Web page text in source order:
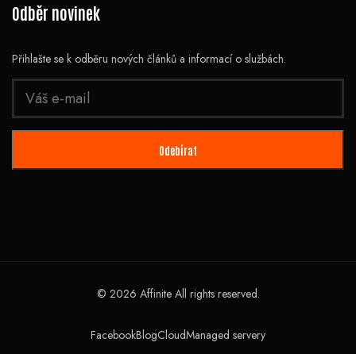
Odběr novinek
Přihlašte se k odběru nových článků a informací o službách.
© 2026 Affinite All rights reserved.
FacebookBlogCloudManaged servery